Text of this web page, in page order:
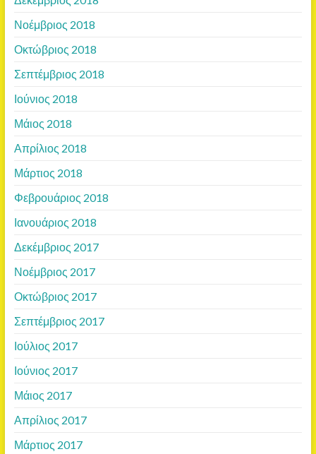
Νοέμβριος 2018
Οκτώβριος 2018
Σεπτέμβριος 2018
Ιούνιος 2018
Μάιος 2018
Απρίλιος 2018
Μάρτιος 2018
Φεβρουάριος 2018
Ιανουάριος 2018
Δεκέμβριος 2017
Νοέμβριος 2017
Οκτώβριος 2017
Σεπτέμβριος 2017
Ιούλιος 2017
Ιούνιος 2017
Μάιος 2017
Απρίλιος 2017
Μάρτιος 2017